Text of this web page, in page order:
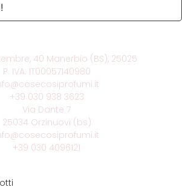
40 Manerbio (BS), 25025
P. IVA: IT00057140980
+39 030 938 3623
Via Dante 7
25034 Orzinuovi (bs)
+39 030 4096121